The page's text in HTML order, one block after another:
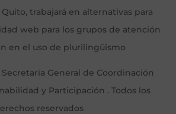
trabajará en alternativas para
web para los grupos de atención
en el uso de plurilingüismo
General de Coordinación
y Participación . Todos los
reservados